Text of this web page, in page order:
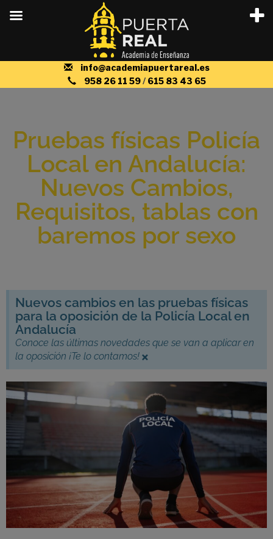
Pruebas físicas Policía
Local en Andalucía:
Nuevos Cambios,
Requisitos, tablas con
baremos por sexo
Nuevos cambios en las pruebas físicas
para la oposición de la Policía Local en
Andalucía
Conoce las últimas novedades que se van a aplicar en
la oposición ¡Te lo contamos! ×
info@academiapuertareal.es
958 26 11 59/ 615 83 43 65